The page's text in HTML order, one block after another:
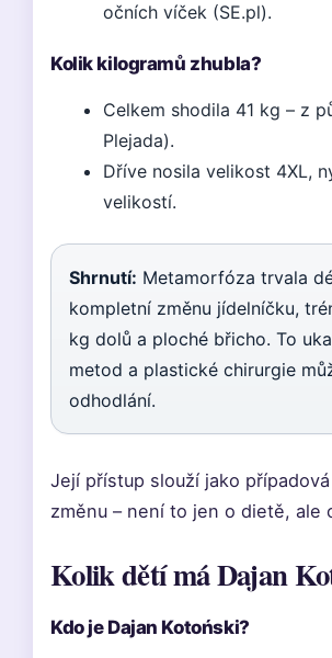
očních víček (SE.pl).
Kolik kilogramů zhubla?
Celkem shodila 41 kg – z
Plejada).
Dříve nosila velikost 4XL,
velikostí.
Shrnutí: Metamorfóza trvala
kompletní změnu jídelníčku,
kg dolů a ploché břicho. To
metod a plastické chirurgie
odhodlání.
Její přístup slouží jako
změnu – není to jen o dietě,
Kolik dětí má Dajan
Kdo je Dajan Kotoński?